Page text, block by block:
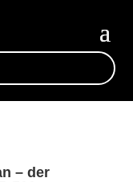
– der